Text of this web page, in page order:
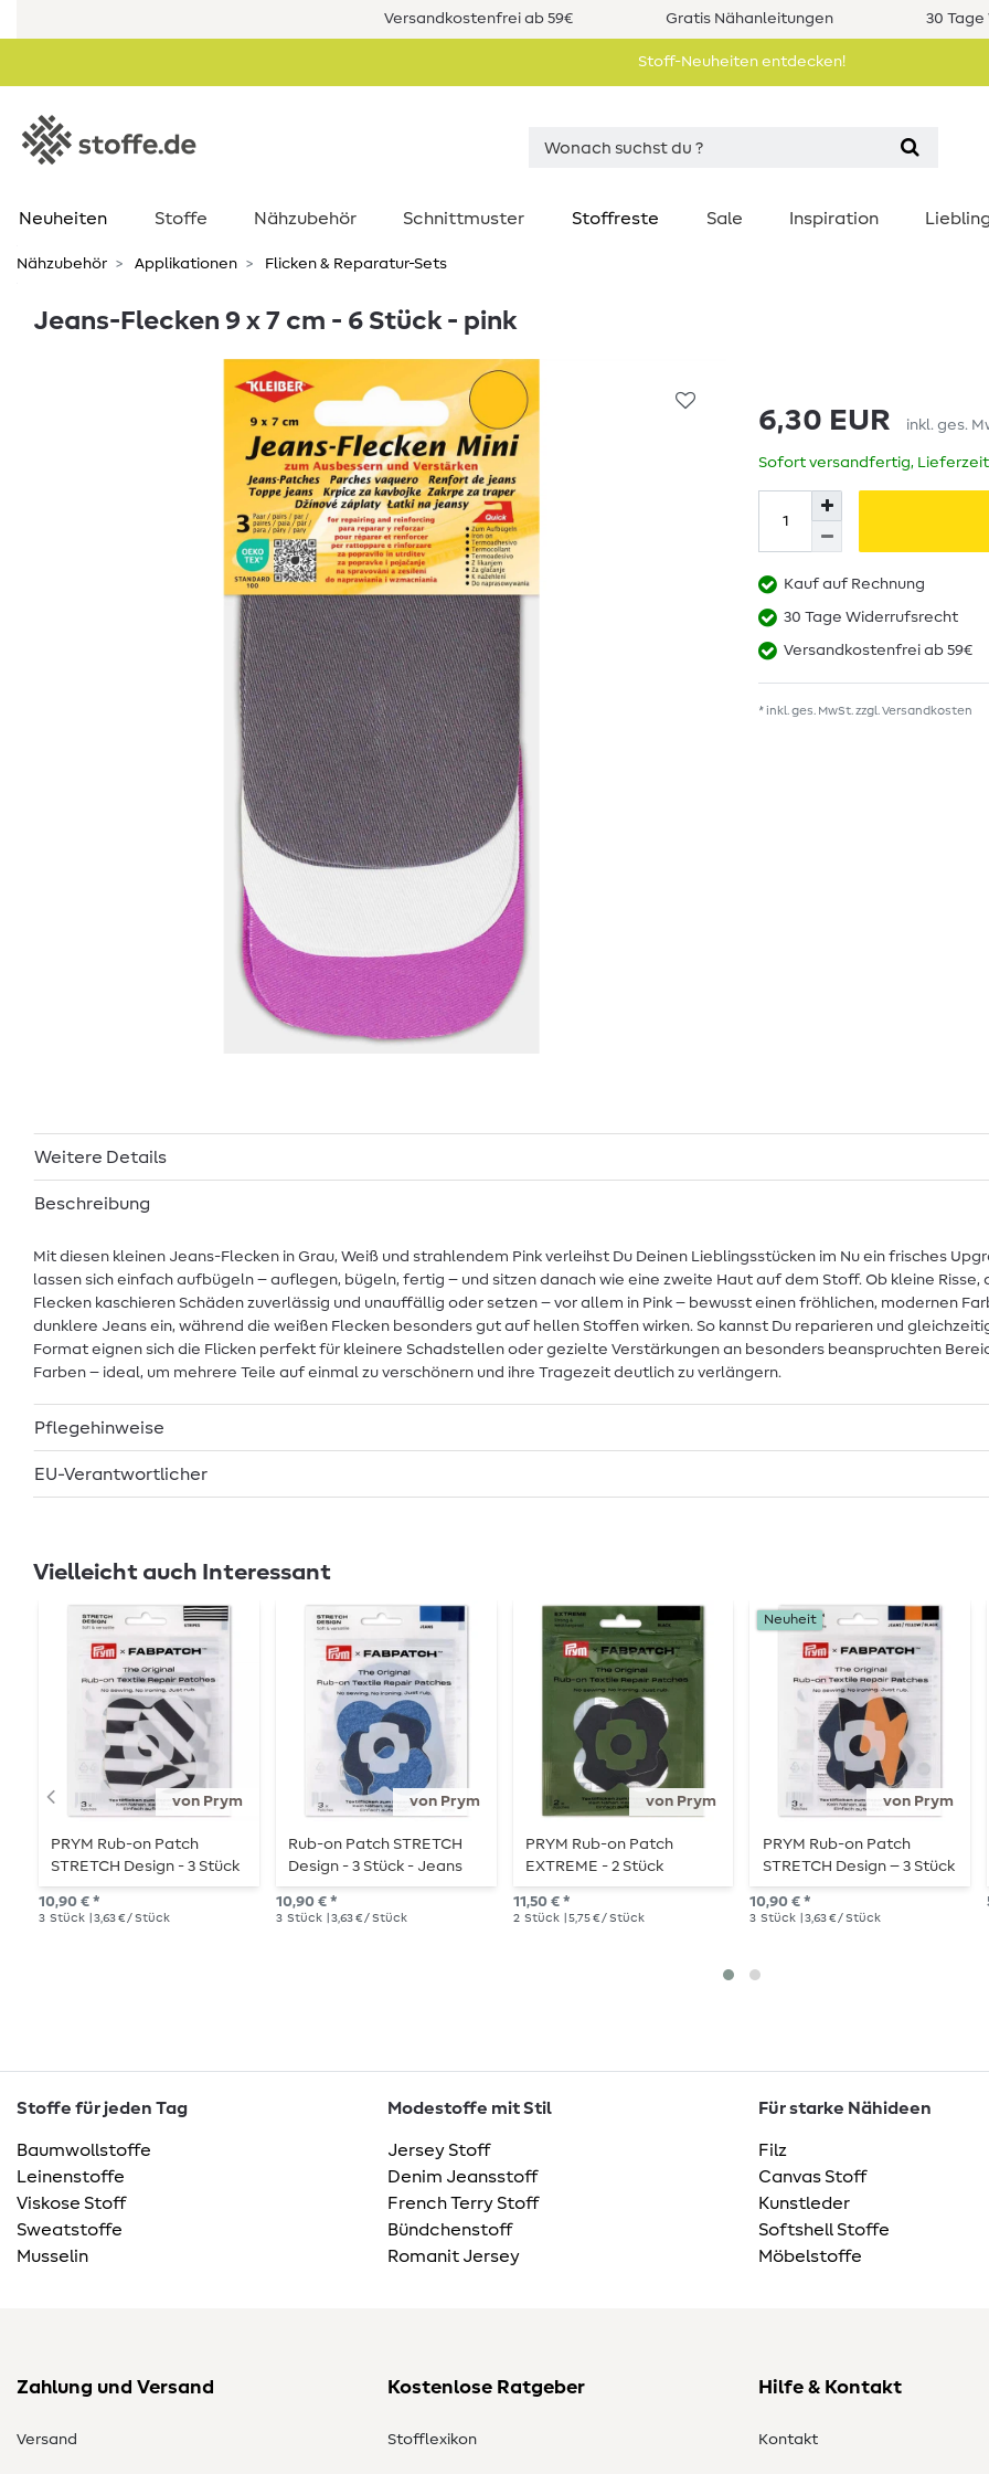
Versandkostenfrei ab 59€ Gratis Nähanleitungen 30
Stoff-Neuheiten entdecken!
Neuheiten Stoffe Nähzubehör Schnittmuster Stoffreste Sale Inspiration
Nähzubehör Applikationen Flicken & Reparatur-Sets
Jeans-Flecken 9 x 7 cm - 6 Stück - pink
6,30 EUR inkl. ges.
Sofort versandfertig,
Kauf auf Rechnung
30 Tage Widerrufsrecht
Versandkostenfrei ab 59€
* inkl. ges. MwSt. zzgl. Versandkosten
Weitere Details
Beschreibung
Mit diesen kleinen Jeans-Flecken in Grau, Weiß und strahlendem Pink verleihst Du Deinen Lieblingsstücken im Nu ein frisches
lassen sich einfach aufbügeln – auflegen, bügeln, fertig – und sitzen danach wie eine zweite Haut auf dem Stoff. Ob kleine
Flecken kaschieren Schäden zuverlässig und unauffällig oder setzen – vor allem in Pink – bewusst einen fröhlichen, modernen
dunklere Jeans ein, während die weißen Flecken besonders gut auf hellen Stoffen wirken. So kannst Du reparieren und
Format eignen sich die Flicken perfekt für kleinere Schadstellen oder gezielte Verstärkungen an besonders beanspruchten
Farben – ideal, um mehrere Teile auf einmal zu verschönern und ihre Tragezeit deutlich zu verlängern.
Pflegehinweise
EU-Verantwortlicher
Vielleicht auch Interessant
von Prym
PRYM Rub-on Patch
STRETCH Design - 3 Stück
- Stripes
10,90 € *
3 Stück | 3,63 € / Stück
von Prym
Rub-on Patch STRETCH
Design - 3 Stück - Jeans
10,90 € *
3 Stück | 3,63 € / Stück
von Prym
PRYM Rub-on Patch
EXTREME - 2 Stück
11,50 € *
2 Stück | 5,75 € / Stück
von Prym
Neuheit
PRYM Rub-on Patch
STRETCH Design – 3 Stück
– Wolke/Blitz
10,90 € *
3 Stück | 3,63 € / Stück
Stoffe für jeden Tag
Baumwollstoffe
Leinenstoffe
Viskose Stoff
Sweatstoffe
Musselin
Modestoffe mit Stil
Jersey Stoff
Denim Jeansstoff
French Terry Stoff
Bündchenstoff
Romanit Jersey
Für starke Nähideen
Filz
Canvas Stoff
Kunstleder
Softshell Stoffe
Möbelstoffe
Zahlung und Versand
Versand
Kostenlose Ratgeber
Stofflexikon
Hilfe & Kontakt
Kontakt